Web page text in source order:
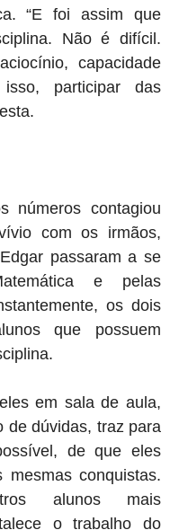
“E foi assim que
Não é difícil.
capacidade
participar das
números contagiou
com os irmãos,
passaram a se
e pelas
os dois
que possuem
em sala de aula,
de dúvidas, traz para
de que eles
mesmas conquistas.
alunos mais
o trabalho do